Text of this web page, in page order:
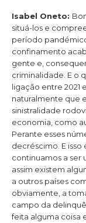
Isabel Oneto:
situá-los e
período
confinamento
gente e,
criminalidade. E o
ligação entre 2021
naturalmente que
sinistralidade
economia, como
Perante esses
decréscimo. E
continuamos a ser
assim existem
a outros países
obviamente, a
campo da
feita alguma coisa